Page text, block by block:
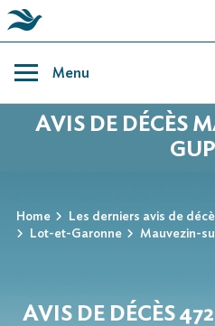
content
Menu
AVIS DE DÉCÈS
Home Les derniers avis de
Lot-et-Garonne
Mauvezin-
AVIS DE DÉCÈS